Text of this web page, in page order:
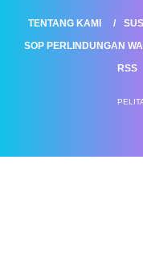
TENTANG KAMI
SOP PERLINDUNGAN
RSS